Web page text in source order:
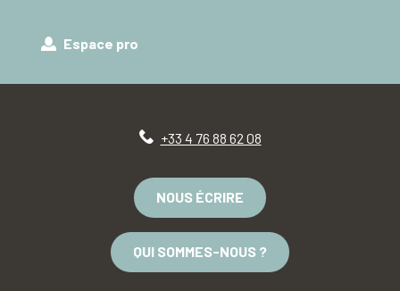
Espace pro
+33 4 76 88 62 08
NOUS ÉCRIRE
QUI SOMMES-NOUS ?